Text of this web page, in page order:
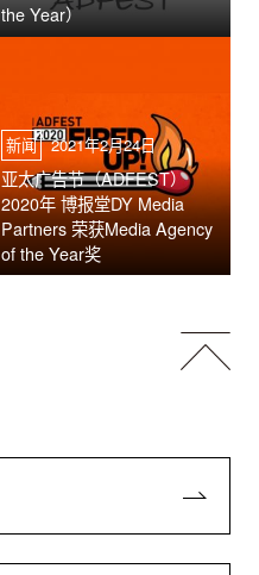
the Year）
新闻 2021年2月24日
亚太广告节（ADFEST）
2020年 博报堂DY Media
Partners 荣获Media Agency
of the Year奖